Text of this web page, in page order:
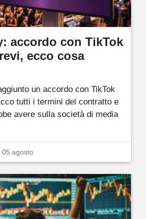
accordo con TikTok
ecco cosa
un accordo con TikTok
tutti i termini del contratto e
avere sulla società di media
05 agosto